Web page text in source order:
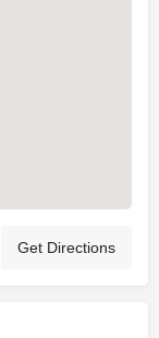
Get Directions